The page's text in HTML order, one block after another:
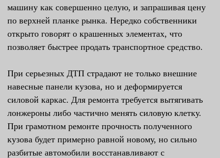
машину как совершенно целую, и запрашивая цену
по верхней планке рынка. Нередко собственники
открыто говорят о крашенных элементах, что
позволяет быстрее продать транспортное средство.
При серьезных ДТП страдают не только внешние
навесные панели кузова, но и деформируется
силовой каркас. Для ремонта требуется вытягивать
лонжероны либо частично менять силовую клетку.
При грамотном ремонте прочность полученного
кузова будет примерно равной новому, но сильно
разбитые автомобили восстанавливают с